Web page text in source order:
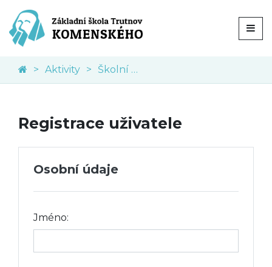
Aktivity Školní akce
Registrace uživatele
Osobní údaje
Jméno: